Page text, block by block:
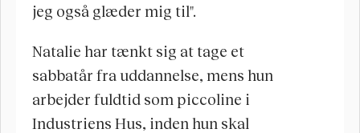
jeg også glæder mig til".
Natalie har tænkt sig at tage et
sabbatår fra uddannelse, mens hun
arbejder fuldtid som piccoline i
Industriens Hus, inden hun skal